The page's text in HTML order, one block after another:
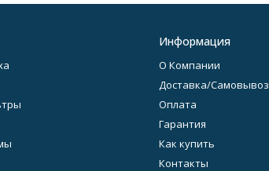
Информация
О Компании
Доставка/Самовывоз
Оплата
Гарантия
Как купить
Контакты